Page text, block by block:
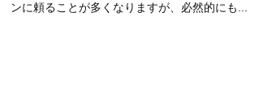
ンに頼ることが多くなりますが、必然的にも...